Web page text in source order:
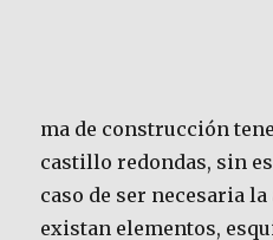
ma de construcción
castillo redondas, sin
caso de ser necesaria
existan elementos,